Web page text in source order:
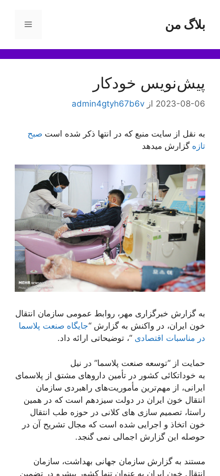
محتوابلاگ من فهرست
پیش‌نویس خودکار
2023-08-06 از admin4gtyh67b6v
به نقل از سایت منبع که در انتها ذکر شده است صبح
تازه گزارش میدهد
به گزارش خبرگزاری مهر، روابط عمومی سازمان انتقال
خون ایران، در واکنش به گزارش “جایگاه صنعت پلاسما
در مناسبات اقتصادی “، توضیحاتی ارائه داد.
حمایت از “توسعه صنعت پلاسما” در نیل
به خوداتکائی کشور در تأمین داروهای مشتق از پلاسمای
ایرانی، از مهم‌ترین مأموریت‌های راهبردی سازمان
انتقال خون ایران در دولت سیزدهم است که در همین
راستا، تصمیم سازی های کلانی در حوزه طب انتقال
خون اتخاذ و اجرایی شده است که مجال تشریح آن در
حوصله این گزارش اجمالی نمی گنجد.
مستند به گزارش سازمان جهانی بهداشت، سازمان
انتقال خون ایران به عنوان تنها کشور پیشرو در تضمین